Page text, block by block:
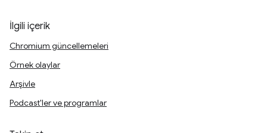
İlgili içerik
Chromium güncellemeleri
Örnek olaylar
Arşivle
Podcast'ler ve programlar